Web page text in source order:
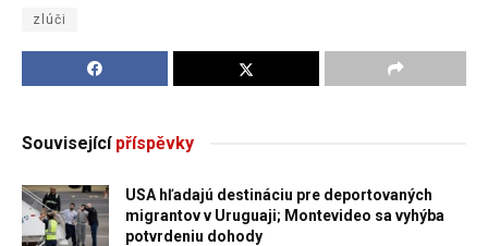
zlúči
Souvisejícípříspěvky
USA hľadajú destináciu pre deportovaných
migrantov v Uruguaji; Montevideo sa vyhýba
potvrdeniu dohody